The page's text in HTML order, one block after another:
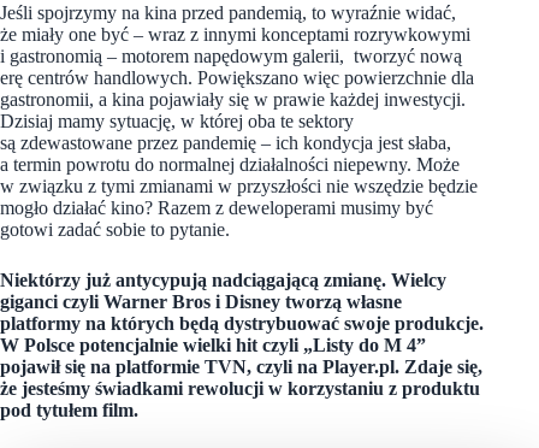
Jeśli spojrzymy na kina przed pandemią, to wyraźnie widać,
że miały one być – wraz z innymi konceptami rozrywkowymi
i gastronomią – motorem napędowym galerii, tworzyć nową
erę centrów handlowych. Powiększano więc powierzchnie dla
gastronomii, a kina pojawiały się w prawie każdej inwestycji.
Dzisiaj mamy sytuację, w której oba te sektory
są zdewastowane przez pandemię – ich kondycja jest słaba,
a termin powrotu do normalnej działalności niepewny. Może
w związku z tymi zmianami w przyszłości nie wszędzie będzie
mogło działać kino? Razem z deweloperami musimy być
gotowi zadać sobie to pytanie.
Niektórzy już antycypują nadciągającą zmianę. Wielcy
giganci czyli Warner Bros i Disney tworzą własne
platformy na których będą dystrybuować swoje produkcje.
W Polsce potencjalnie wielki hit czyli „Listy do M 4”
pojawił się na platformie TVN, czyli na Player.pl. Zdaje się,
że jesteśmy świadkami rewolucji w korzystaniu z produktu
pod tytułem film.